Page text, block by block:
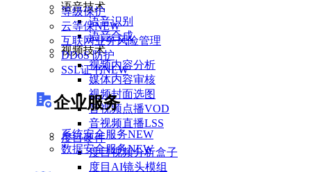
等级保护
云等保NEW
互联网业务风险管理
DDoS 防护
SSL证书NEW
企业服务
系统安全服务NEW
数据安全服务NEW
语音技术
语音识别
语音合成
视频技术
视频内容分析
媒体内容审核
视频封面选图
音视频点播VOD
音视频直播LSS
度目硬件
度目视频分析盒子
度目AI镜头模组